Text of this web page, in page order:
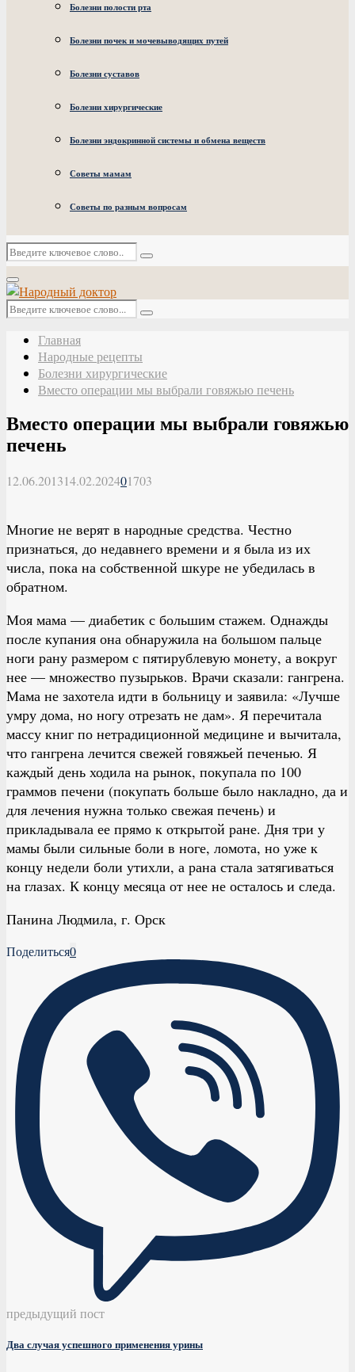
Болезни полости рта
Болезни почек и мочевыводящих путей
Болезни суставов
Болезни хирургические
Болезни эндокринной системы и обмена веществ
Советы мамам
Советы по разным вопросам
Искать:
Поиск
Основное
меню
Искать:
Поиск
Главная
Народные рецепты
Болезни хирургические
Вместо операции мы выбрали говяжью печень
Вместо операции мы выбрали говяжью
печень
12.06.201314.02.202401703
Многие не верят в народные средства. Честно
признаться, до недавнего времени и я была из их
числа, пока на собственной шкуре не убедилась в
обратном.
Моя мама — диабетик с большим стажем. Однажды
после купания она обнаружила на большом пальце
ноги рану размером с пятирублевую монету, а вокруг
нее — множество пузырьков. Врачи сказали: гангрена.
Мама не захотела идти в больницу и заявила: «Лучше
умру дома, но ногу отрезать не дам». Я перечитала
массу книг по нетрадиционной медицине и вычитала,
что гангрена лечится свежей говяжьей печенью. Я
каждый день ходила на рынок, покупала по 100
граммов печени (покупать больше было накладно, да и
для лечения нужна только свежая печень) и
прикладывала ее прямо к открытой ране. Дня три у
мамы были сильные боли в ноге, ломота, но уже к
концу недели боли утихли, а рана стала затягиваться
на глазах. К концу месяца от нее не осталось и следа.
Панина Людмила, г. Орск
Поделиться0
предыдущий пост
Два случая успешного применения урины